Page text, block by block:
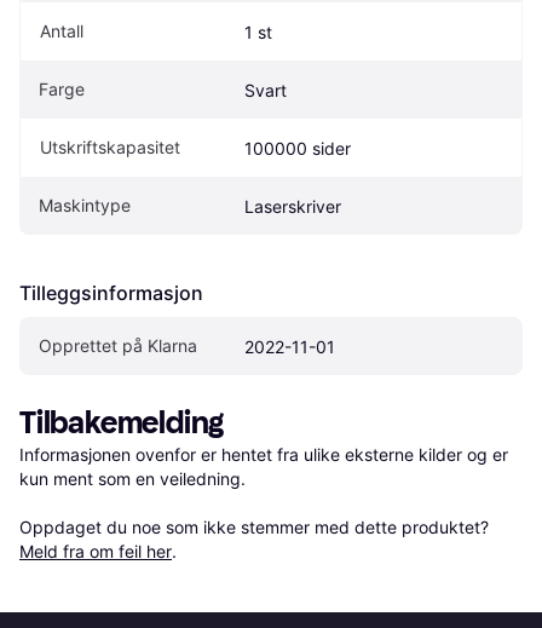
Antall 1 st
Farge Svart
Utskriftskapasitet 100000 sider
Maskintype Laserskriver
Tilleggsinformasjon
Opprettet på Klarna 2022-11-01
Tilbakemelding
Informasjonen ovenfor er hentet fra ulike eksterne kilder og er
kun ment som en veiledning.
Oppdaget du noe som ikke stemmer med dette produktet?
Meld fra om feil her.